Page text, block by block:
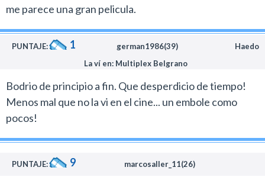
me parece una gran pelicula.
PUNTAJE: 1 german1986(39)
Haedo
La ví en: Multiplex Belgrano
Bodrio de principio a fin. Que desperdicio de tiempo!
Menos mal que no la vi en el cine... un embole como
pocos!
PUNTAJE: 9 marcosaller_11(26)